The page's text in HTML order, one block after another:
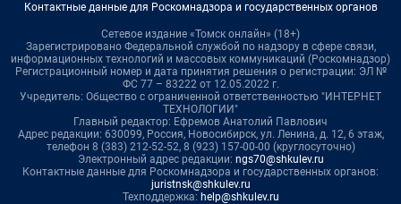
Контактные данные для Роскомнадзора и государственных органов
Сетевое издание «Томск онлайн» (18+)
Зарегистрировано Федеральной службой по надзору в сфере связи,
информационных технологий и массовых коммуникаций (Роскомнадзор)
Регистрационный номер и дата принятия решения о регистрации: ЭЛ №
ФС 77 – 83222 от 12.05.2022 г.
Учредитель: Общество с ограниченной ответственностью "ИНТЕРНЕТ
ТЕХНОЛОГИИ"
Главный редактор: Ефремов Анатолий Павлович
Адрес редакции: 630099, Россия, Новосибирск, ул. Ленина, д. 12, 6 этаж,
телефон 8 (383) 212-52-52, 8 (923) 157-00-00 (круглосуточно)
Электронный адрес редакции: ngs70@shkulev.ru
Контактные данные для Роскомнадзора и государственных органов:
juristnsk@shkulev.ru
Техподдержка: help@shkulev.ru